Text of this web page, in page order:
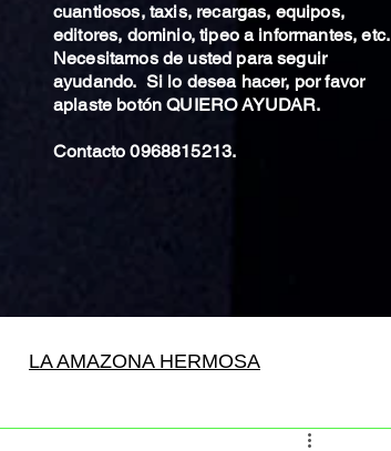
cuantiosos, taxis, recargas, equipos,
editores, dominio, tipeo a informantes, etc.
Necesitamos de usted para seguir
ayudando. Si lo desea hacer, por favor
aplaste botón QUIERO AYUDAR.
Contacto 0968815213.
LA AMAZONA HERMOSA